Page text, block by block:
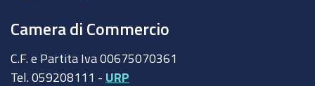
Camera di Commercio
C.F. e Partita Iva 00675070361
Tel. 059208111 - URP